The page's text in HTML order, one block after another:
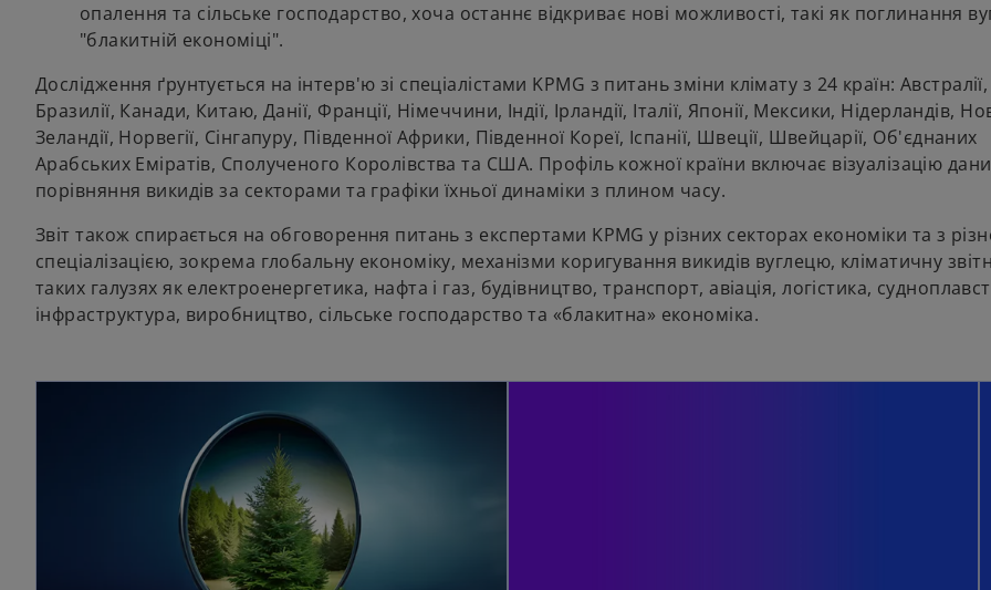
опалення та сільське господарство, хоча останнє відкриває нові можливості, такі як поглинання
"блакитній економіці".
Дослідження ґрунтується на інтерв'ю зі спеціалістами KPMG з питань зміни клімату з 24 країн: Австралії,
Бразилії, Канади, Китаю, Данії, Франції, Німеччини, Індії, Ірландії, Італії, Японії, Мексики, Нідерландів,
Зеландії, Норвегії, Сінгапуру, Південної Африки, Південної Кореї, Іспанії, Швеції, Швейцарії, Об'єднаних
Арабських Еміратів, Сполученого Королівства та США. Профіль кожної країни включає візуалізацію
порівняння викидів за секторами та графіки їхньої динаміки з плином часу.
Звіт також спирається на обговорення питань з експертами KPMG у різних секторах економіки та з
спеціалізацією, зокрема глобальну економіку, механізми коригування викидів вуглецю, кліматичну
таких галузях як електроенергетика, нафта і газ, будівництво, транспорт, авіація, логістика,
інфраструктура, виробництво, сільське господарство та «блакитна» економіка.